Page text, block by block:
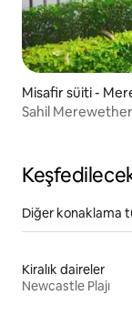
Misafir süiti -
Sahil
Diğer konaklama
Kiralık daireler
Newcastle Plajı